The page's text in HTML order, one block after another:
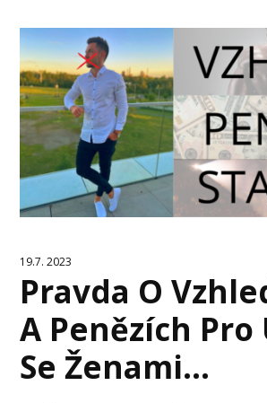
19.7. 2023
Pravda O
A Penězích Pro
Se Ženami…